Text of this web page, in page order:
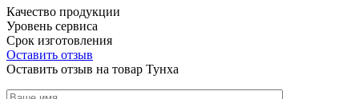
Качество продукции
Уровень сервиса
Срок изготовления
Оставить отзыв
Оставить отзыв на товар Тунха